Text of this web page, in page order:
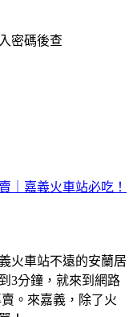
密碼後查
｜嘉義火車站必吃！
火車站不遠的安蘭居
3分鐘，就來到網路
。來嘉義，除了火